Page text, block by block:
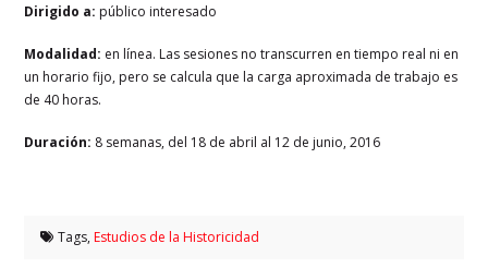
Dirigido a: público interesado
Modalidad: en línea. Las sesiones no transcurren en tiempo real ni en
un horario fijo, pero se calcula que la carga aproximada de trabajo es
de 40 horas.
Duración: 8 semanas, del 18 de abril al 12 de junio, 2016
Tags,Estudios de la Historicidad